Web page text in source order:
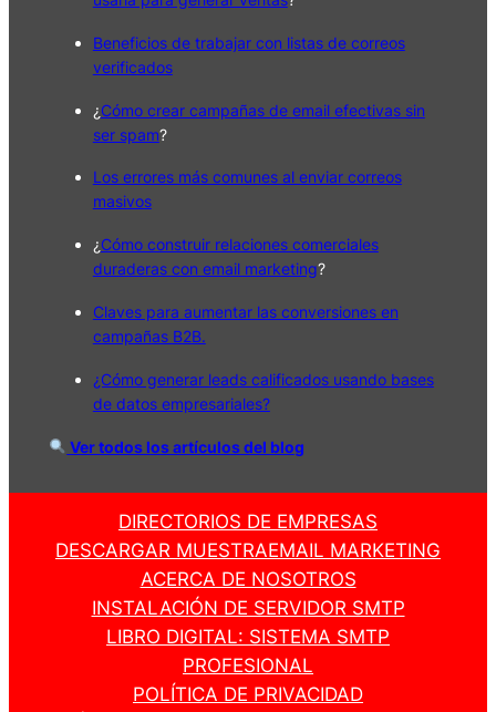
Beneficios de trabajar con listas de correos
verificados
¿Cómo crear campañas de email efectivas sin
ser spam?
Los errores más comunes al enviar correos
masivos
¿Cómo construir relaciones comerciales
duraderas con email marketing?
Claves para aumentar las conversiones en
campañas B2B.
¿Cómo generar leads calificados usando bases
de datos empresariales?
Ver todos los artículos del blog
DIRECTORIOS DE EMPRESAS
DESCARGAR MUESTRAEMAIL MARKETING
ACERCA DE NOSOTROS
INSTALACIÓN DE SERVIDOR SMTP
LIBRO DIGITAL: SISTEMA SMTP
PROFESIONAL
POLÍTICA DE PRIVACIDAD